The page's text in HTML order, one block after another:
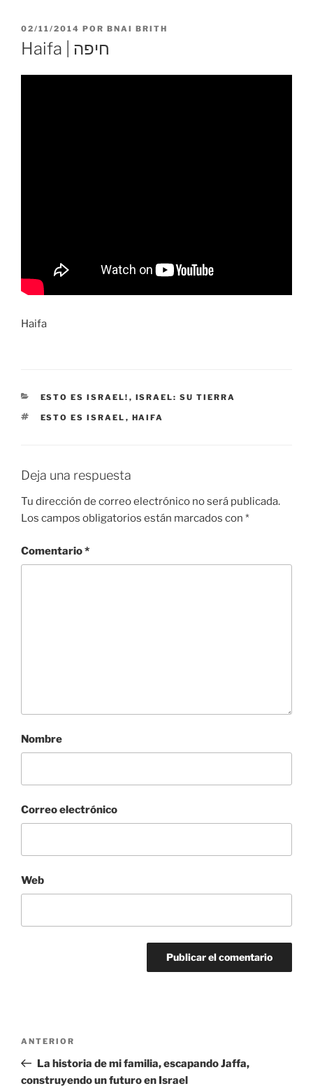
PUBLICADO
EL
02/11/2014 POR BNAI BRITH
Haifa | חיפה
Haifa
CATEGORÍAS
ESTO ES ISRAEL! , ISRAEL: SU TIERRA
ETIQUETAS
ESTO ES ISRAEL , HAIFA
Deja una respuesta
Tu dirección de correo electrónico no será publicada.
Los campos obligatorios están marcados con *
Comentario*
Nombre
Correo electrónico
Web
entradas
Entrada
anterior:
ANTERIOR
La historia de mi familia, escapando Jaffa,
construyendo un futuro en Israel